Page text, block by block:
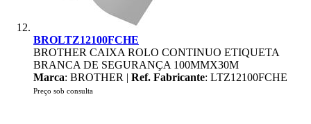
BROLTZ12100FCHE
BROTHER CAIXA ROLO CONTINUO ETIQUETA
BRANCA DE SEGURANÇA 100MMX30M
Marca: BROTHER | Ref. Fabricante: LTZ12100FCHE
Preço sob consulta